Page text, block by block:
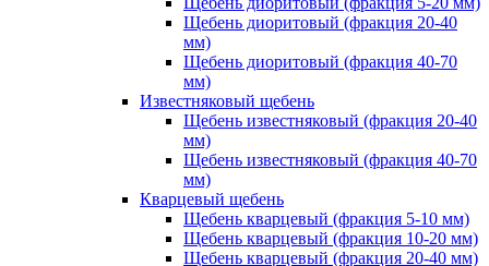
Щебень диоритовый (фракция 20-40
мм)
Щебень диоритовый (фракция 40-70
мм)
Известняковый щебень
Щебень известняковый (фракция 20-40
мм)
Щебень известняковый (фракция 40-70
мм)
Кварцевый щебень
Щебень кварцевый (фракция 5-10 мм)
Щебень кварцевый (фракция 10-20 мм)
Щебень кварцевый (фракция 20-40 мм)